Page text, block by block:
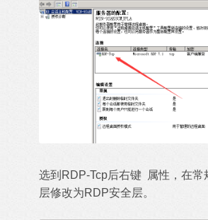
选到RDP-Tcp后右键 属性，在常
层修改为RDP安全层。